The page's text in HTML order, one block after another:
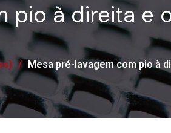
pio à direita e
/ Mesa pré-lavagem com pio à